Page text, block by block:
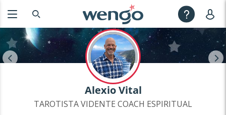
Alexio Vital
TAROTISTA VIDENTE COACH ESPIRITUAL